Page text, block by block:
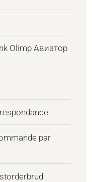
Olimp Авиатор
par